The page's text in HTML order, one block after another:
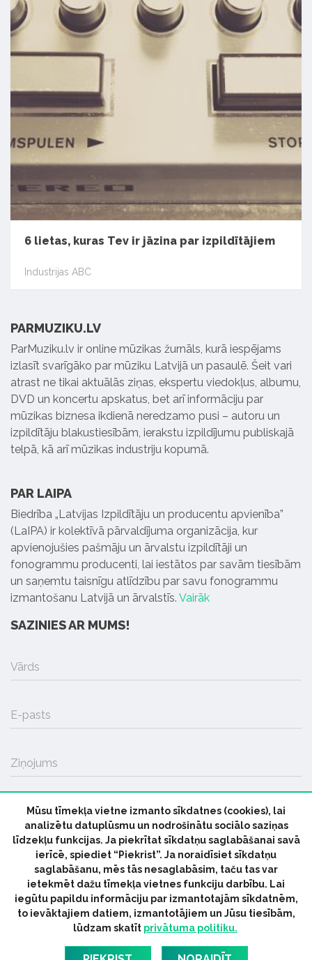
6 lietas, kuras Tev ir jāzina par izpildītājiem
Industrijas ABC
PARMUZIKU.LV
ParMuziku.lv ir online mūzikas žurnāls, kurā iespējams
izlasīt svarīgāko par mūziku Latvijā un pasaulē. Šeit vari
atrast ne tikai aktuālās ziņas, ekspertu viedokļus, albumu,
DVD un koncertu apskatus, bet arī informāciju par
mūzikas biznesa ikdienā neredzamo pusi – autoru un
izpildītāju blakustiesībām, ierakstu izpildījumu publiskajā
telpā, kā arī mūzikas industriju kopumā.
PAR LAIPA
Biedrība „Latvijas Izpildītāju un producentu apvienība”
(LaIPA) ir kolektīvā pārvaldījuma organizācija, kur
apvienojušies pašmāju un ārvalstu izpildītāji un
fonogrammu producenti, lai iestātos par savām tiesībām
un saņemtu taisnīgu atlīdzību par savu fonogrammu
izmantošanu Latvijā un ārvalstīs. Vairāk
SAZINIES AR MUMS!
Vārds
E-pasts
Ziņojums
SŪTĪT
© 2026 parmuziku.lv, visas tiesības paturētas
ParMuziku.lv Mūzikas Ziņas
Industrijas Ziņas
Industrijas ABC
Mūzika Biznesam
Latvijas oficiālais
Mūsu tīmekļa vietne izmanto sīkdatnes (cookies), lai
analizētu datuplūsmu un nodrošinātu sociālo saziņas
līdzekļu funkcijas. Ja piekrītat sīkdatņu saglabāšanai savā
ierīcē, spiediet “Piekrist”. Ja noraidīsiet sīkdatņu
saglabāšanu, mēs tās nesaglabāsim, taču tas var
ietekmēt dažu tīmekļa vietnes funkciju darbību. Lai
iegūtu papildu informāciju par izmantotajām sīkdatnēm,
to ievāktajiem datiem, izmantotājiem un Jūsu tiesībām,
lūdzam skatīt privātuma politiku.